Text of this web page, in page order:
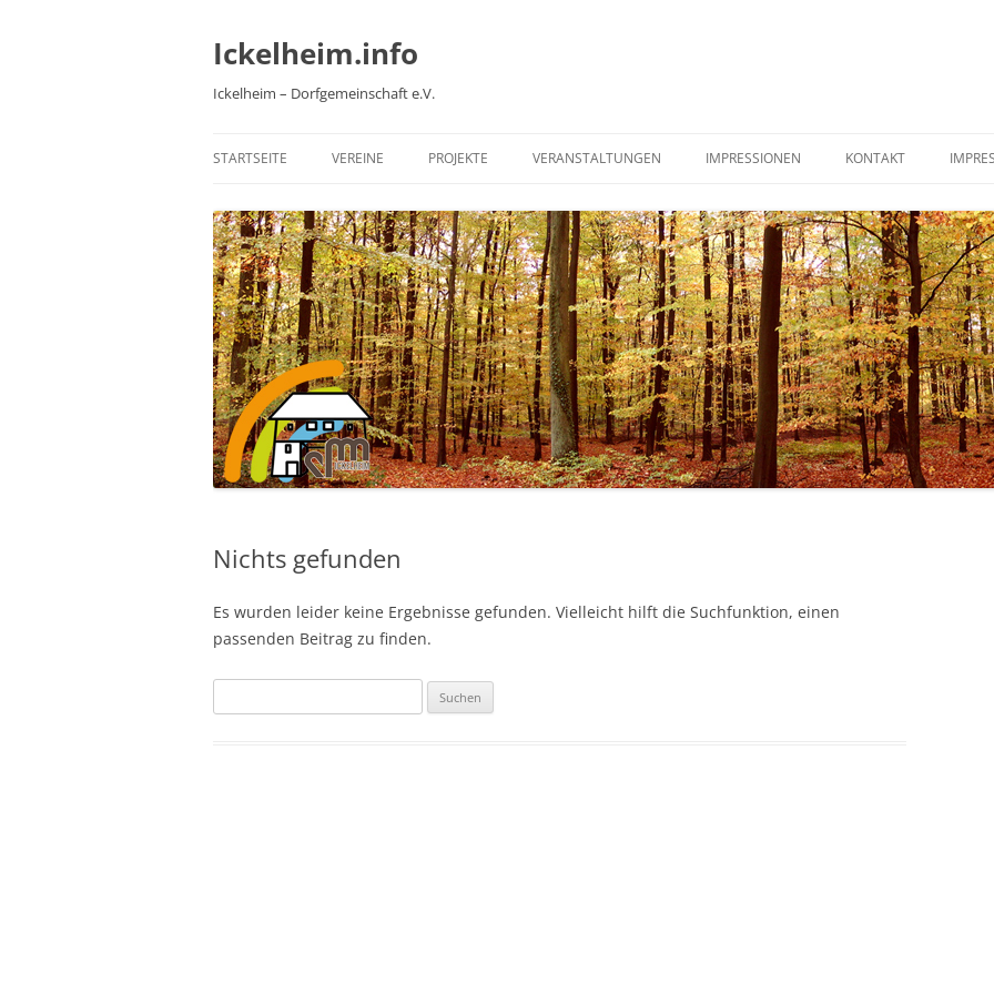
springen
Ickelheim.info
Ickelheim – Dorfgemeinschaft e.V.
STARTSEITE VEREINE PROJEKTE VERANSTALTUNGEN IMPRESSIONEN KONTAKT
Nichts gefunden
Es wurden leider keine Ergebnisse gefunden. Vielleicht hilft die Suchfunktion, einen
passenden Beitrag zu finden.
nach: